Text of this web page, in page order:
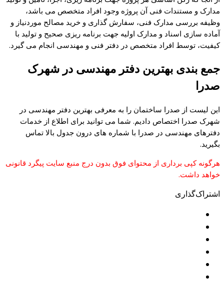
مدارک و مستندات فنی آن پروژه وجود افراد متخصص می باشد،
وظیفه بررسی مدارک فنی، سفارش گذاری و خرید مصالح موردنیاز و
آماده سازی اسناد و مدارک اولیه جهت برنامه ریزی صحیح و تولید با
کیفیت، توسط افراد متخصص در دفتر فنی و مهندسی انجام می گیرد.
جمع بندی بهترین دفتر مهندسی در شهرک
صدرا
این لیست از صدرا ساختمان را به معرفی بهترین دفتر مهندسی در
شهرک صدرا اختصاص دادیم. شما می توانید برای اطلاع از خدمات
دفترهای مهندسی در صدرا با شماره های درون جدول بالا تماس
بگیرید.
هرگونه کپی برداری از محتوای فوق بدون درج منبع سایت پیگرد قانونی
خواهد داشت.
اشتراک‌گذاری